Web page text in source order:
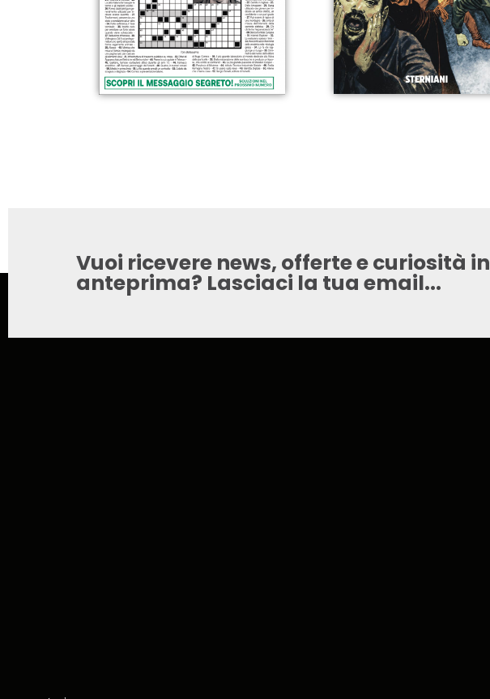
Vuoi ricevere news, offerte e curiosità in
anteprima? Lasciaci la tua email...​